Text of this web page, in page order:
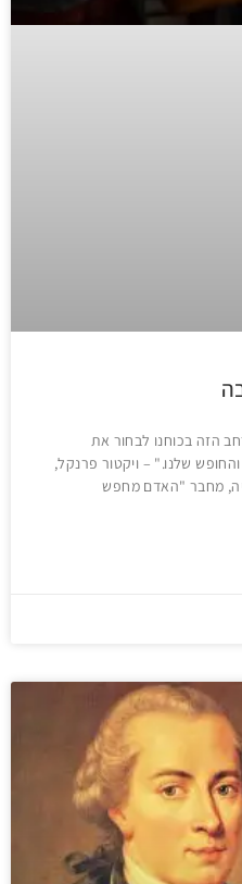
הזה בכוחנו לבחור את
שלנו." – ויקטור פרנקל,
מחבר "האדם מחפש